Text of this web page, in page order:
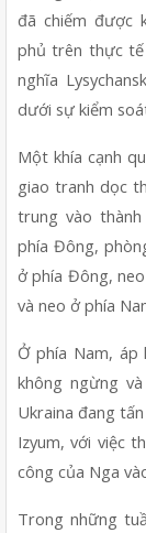
đã chiếm được
phủ trên thực tế
nghĩa
dưới sự kiểm
Một khía cạnh
giao tranh dọc
trung vào
phía Đông,
ở phía Đông,
và neo ở phía
Ở phía Nam,
không ngừng
Ukraina đang
Izyum, với việc
công của Nga
Trong những